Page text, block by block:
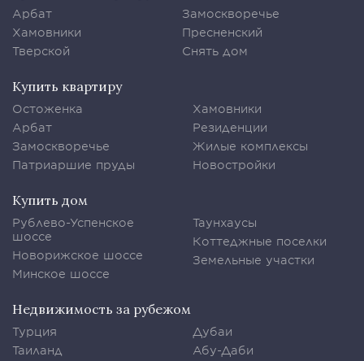
Арбат
Хамовники
Тверской
Замоскворечье
Пресненский
Снять дом
Купить квартиру
Остоженка
Арбат
Замоскворечье
Патриаршие пруды
Хамовники
Резиденции
Жилые комплексы
Новостройки
Купить дом
Рублево-Успенское
шоссе
Новорижское шоссе
Минское шоссе
Таунхаусы
Коттеджные поселки
Земельные участки
Недвижимость за рубежом
Турция
Таиланд
Дубаи
Абу-Даби